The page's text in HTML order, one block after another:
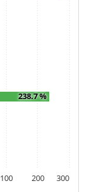
238.7 %
100 200 300